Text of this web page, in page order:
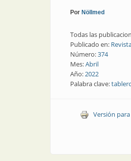
Por Nöllmed
Todas las
Publicado en:
Número:374
Mes:Abril
Año:2022
Palabra clave:
Versión